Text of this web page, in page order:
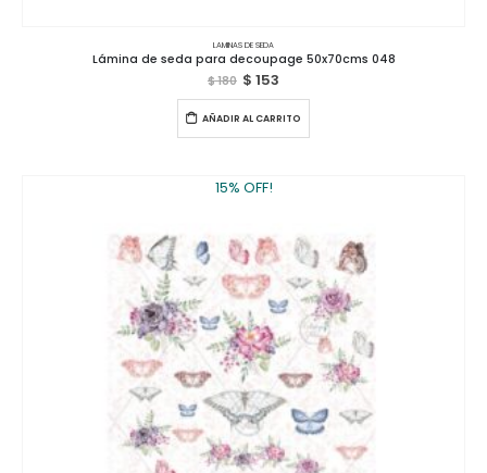
LAMINAS DE SEDA
Lámina de seda para decoupage 50x70cms 048
$180 $ 153
AÑADIR AL CARRITO
15% OFF!